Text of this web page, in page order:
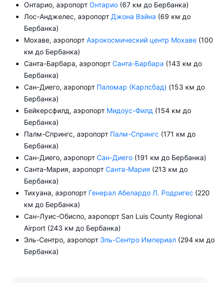
Онтарио, аэропорт Онтарио (67 км до Бербанка)
Лос-Анджелес, аэропорт Джона Вэйна (69 км до
Бербанка)
Мохаве, аэропорт Аэрокосмический центр Мохаве (100
км до Бербанка)
Санта-Барбара, аэропорт Санта-Барбара (143 км до
Бербанка)
Сан-Диего, аэропорт Паломар (Карлсбад) (153 км до
Бербанка)
Бейкерсфилд, аэропорт Мидоус-Филд (154 км до
Бербанка)
Палм-Спрингс, аэропорт Палм-Спрингс (171 км до
Бербанка)
Сан-Диего, аэропорт Сан-Диего (191 км до Бербанка)
Санта-Мария, аэропорт Санта-Мария (213 км до
Бербанка)
Тихуана, аэропорт Генерал Абелардо Л. Родригес (220
км до Бербанка)
Сан-Луис-Обиспо, аэропорт San Luis County Regional
Airport (243 км до Бербанка)
Эль-Сентро, аэропорт Эль-Сентро Империал (294 км до
Бербанка)